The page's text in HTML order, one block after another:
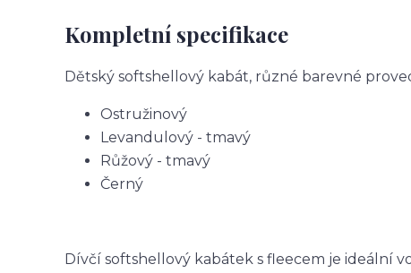
Kompletní specifikace
Dětský softshellový kabát, různé barevné
Ostružinový
Levandulový - tmavý
Růžový - tmavý
Černý
Dívčí softshellový kabátek s fleecem je ideální